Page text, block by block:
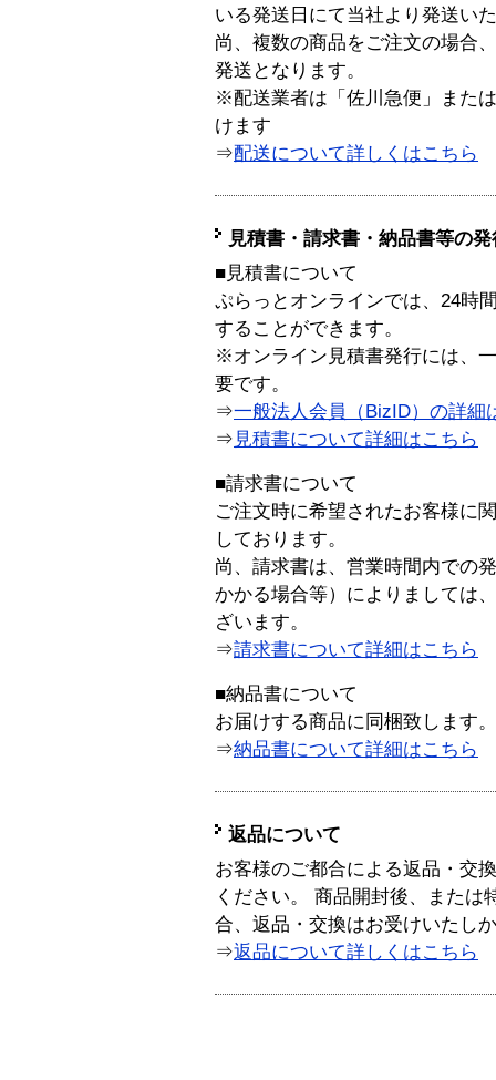
いる発送日にて当社より発送い
尚、複数の商品をご注文の場合
発送となります。
※配送業者は「佐川急便」また
けます
⇒配送について詳しくはこちら
見積書・請求書・納品書等の
■見積書について
ぷらっとオンラインでは、24時
することができます。
※オンライン見積書発行には、
要です。
⇒一般法人会員（BizID）の詳細
⇒ 見積書について詳細はこちら
■請求書について
ご注文時に希望されたお客様に
しております。
尚、請求書は、営業時間内での
かかる場合等）によりましては
ざいます。
⇒請求書について詳細はこちら
■納品書について
お届けする商品に同梱致します。
⇒納品書について詳細はこちら
返品について
お客様のご都合による返品・交
ください。 商品開封後、または
合、返品・交換はお受けいたし
⇒返品について詳しくはこちら